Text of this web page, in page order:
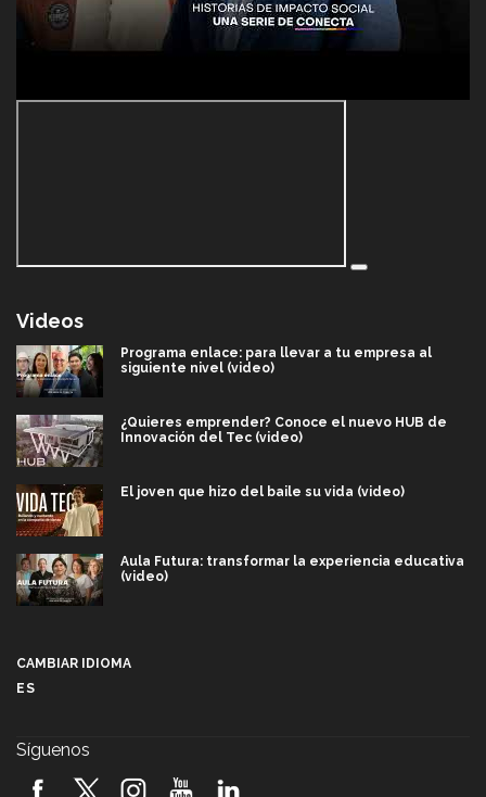
Videos
Programa enlace: para llevar a tu empresa al
siguiente nivel (video)
¿Quieres emprender? Conoce el nuevo HUB de
Innovación del Tec (video)
El joven que hizo del baile su vida (video)
Aula Futura: transformar la experiencia educativa
(video)
2026! (video)
CAMBIAR IDIOMA
ES
Síguenos